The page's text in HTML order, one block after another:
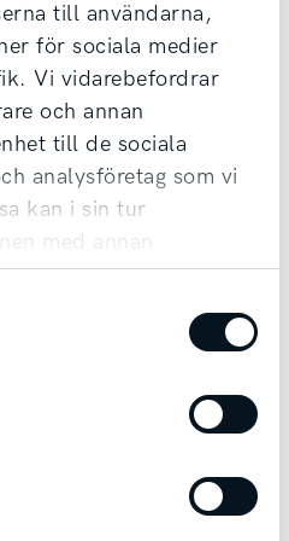
till användarna,
för sociala medier
Vi vidarebefordrar
och annan
till de sociala
analysföretag som vi
kan i sin tur
med annan
tillhandahållit eller
du har använt deras
finns vid affär.
säljare